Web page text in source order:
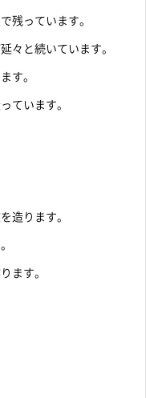
残っています。
々と続いています。
す。
ています。
造ります。
ます。